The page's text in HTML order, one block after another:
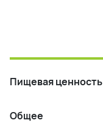
Пищевая ценность
Общее